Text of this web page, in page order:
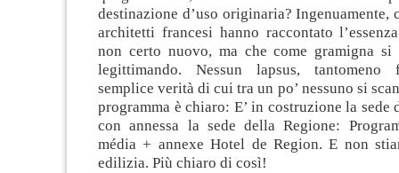
destinazione d’uso originaria? Ingenuamente,
architetti francesi hanno raccontato
non certo nuovo, ma che come gramigna si
legittimando. Nessun lapsus, tantomeno
semplice verità di cui tra un po’ nessuno si
programma è chiaro: E’ in costruzione la sede
con annessa la sede della Regione:
média + annexe Hotel de Region. E non
edilizia. Più chiaro di così!